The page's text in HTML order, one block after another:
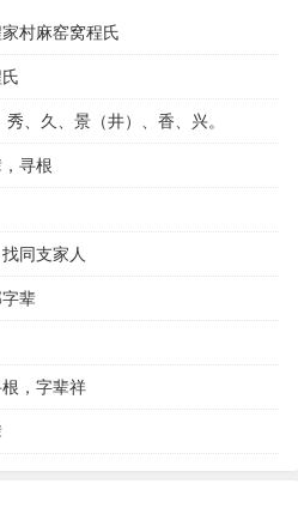
村麻窑窝程氏
、久、景（井）、香、兴。
寻根
同支家人
辈
，字辈祥